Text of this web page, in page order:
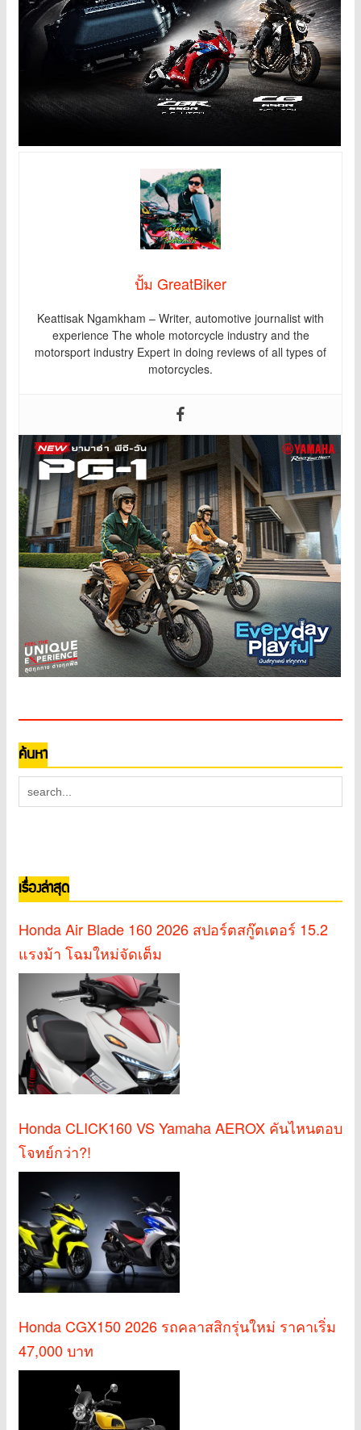
ปั้ม GreatBiker
Keattisak Ngamkham – Writer, automotive journalist with
experience The whole motorcycle industry and the
motorsport industry Expert in doing reviews of all types of
motorcycles.
ค้นหา
เรื่องล่าสุด
Honda Air Blade 160 2026 สปอร์ตสกู๊ตเตอร์ 15.2
แรงม้า โฉมใหม่จัดเต็ม
Honda CLICK160 VS Yamaha AEROX คันไหนตอบ
โจทย์กว่า?!
Honda CGX150 2026 รถคลาสสิกรุ่นใหม่ ราคาเริ่ม
47,000 บาท